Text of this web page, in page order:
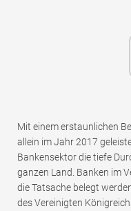
Mit einem erstaunlichen
allein im Jahr 2017
Bankensektor die tiefe
ganzen Land. Banken im
die Tatsache belegt
des Vereinigten